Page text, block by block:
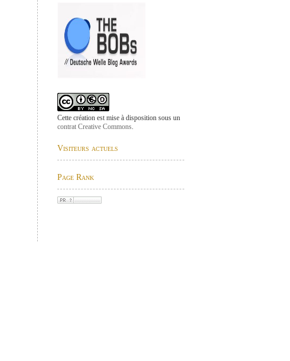
Cette création est mise à disposition sous un
contrat Creative Commons.
Visiteurs actuels
Page Rank